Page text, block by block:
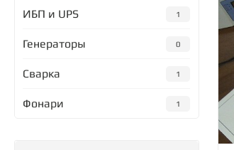
ИБП и UPS 1
Генераторы 0
Сварка 1
Фонари 1